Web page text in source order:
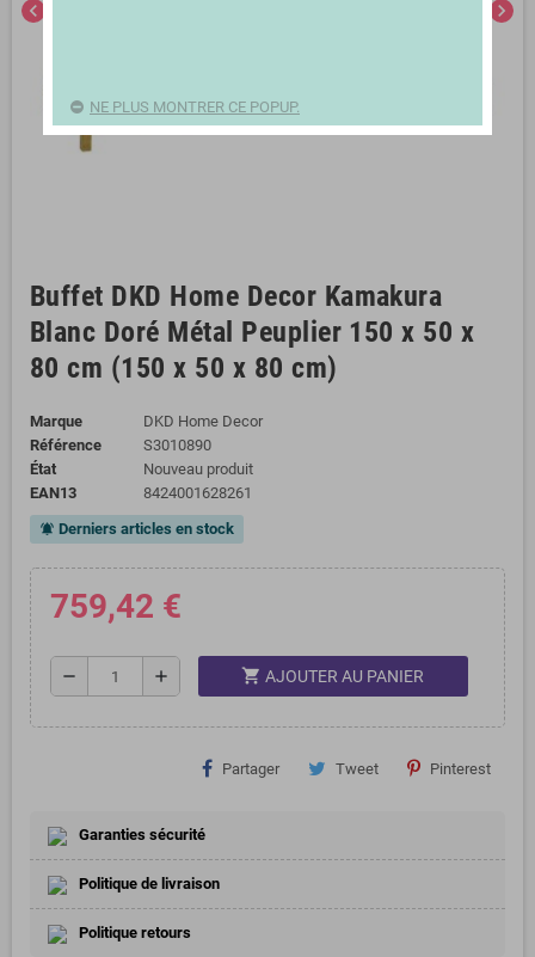
chevron_left chevron_right
Buffet DKD Home Decor Kamakura
Blanc Doré Métal Peuplier 150 x 50 x
80 cm (150 x 50 x 80 cm)
Marque
DKD Home Decor
Référence
S3010890
État
Nouveau produit
EAN13
8424001628261
notifications_active Derniers articles en stock
759,42 €
remove add shopping_cart AJOUTER AU PANIER
Partager Tweet Pinterest
Garanties sécurité
Politique de livraison
Politique retours
NE PLUS MONTRER CE POPUP.